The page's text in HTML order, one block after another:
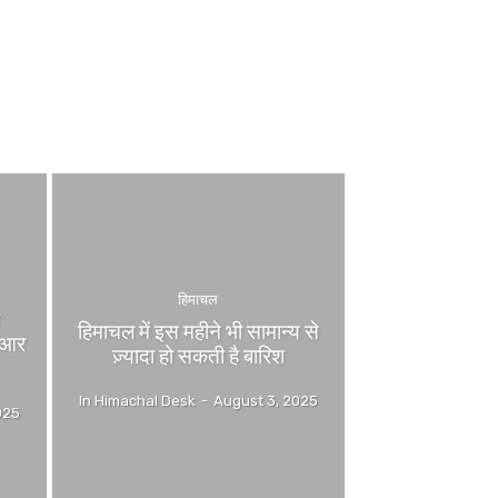
हिमाचल
हिमाचल में इस महीने भी सामान्य से
ज़्यादा हो सकती है बारिश
In Himachal Desk - August 3, 2025